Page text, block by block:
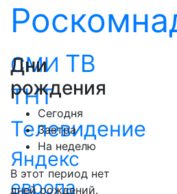
СМИ ТВ
ТНТ
Телевидение
Яндекс
европа
Дни
рождения
Сегодня
Завтра
На неделю
В этот период нет
дней рождений.